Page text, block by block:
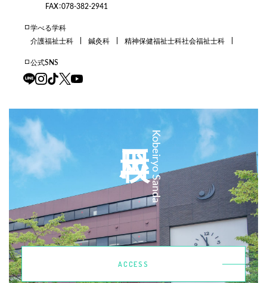
FAX：078-382-2941
学べる学科
介護福祉士科
鍼灸科 精神保健福祉士科社会福祉士科
公式SNS
Kobeiryo Sanda
ACCESS